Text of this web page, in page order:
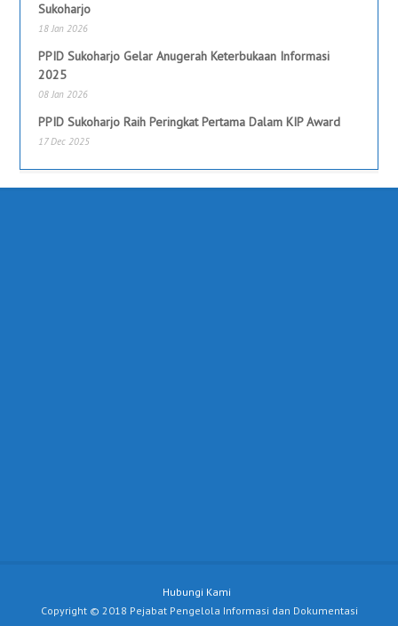
Sukoharjo
18 Jan 2026
PPID Sukoharjo Gelar Anugerah Keterbukaan Informasi
2025
08 Jan 2026
PPID Sukoharjo Raih Peringkat Pertama Dalam KIP Award
17 Dec 2025
Hubungi Kami
Copyright © 2018 Pejabat Pengelola Informasi dan Dokumentasi